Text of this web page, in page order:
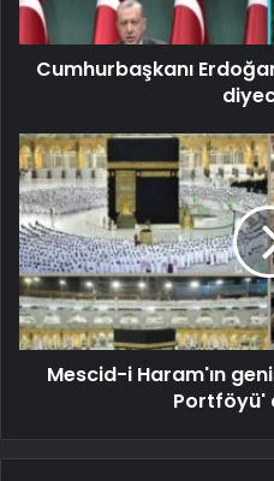
Cumhurbaşkanı
Mescid-i Haram'ın
Portföyü'